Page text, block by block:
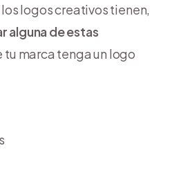
logos creativos tienen,
alguna de estas
tu marca tenga un logo